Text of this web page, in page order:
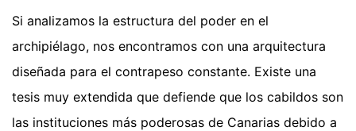
Si analizamos la estructura del poder en el
archipiélago, nos encontramos con una arquitectura
diseñada para el contrapeso constante. Existe una
tesis muy extendida que defiende que los cabildos son
las instituciones más poderosas de Canarias debido a